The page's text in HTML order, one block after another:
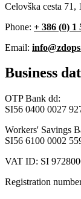
Celovška cesta 71,
Phone: + 386 (0) 1
Email:
Business
OTP Bank dd:
SI56 0400 0027
Workers' Savings
SI56 6100 0002
VAT ID: SI
Registration